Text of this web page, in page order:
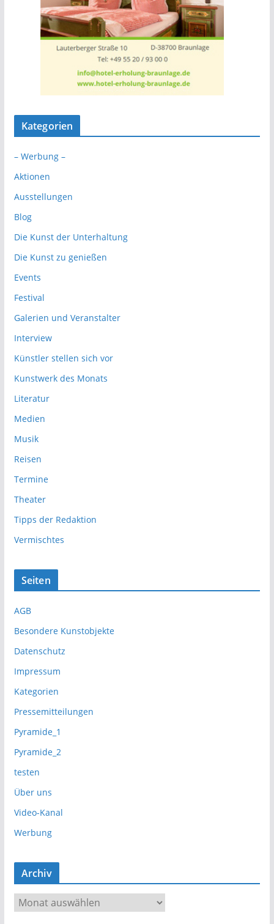
Kategorien
– Werbung –
Aktionen
Ausstellungen
Blog
Die Kunst der Unterhaltung
Die Kunst zu genießen
Events
Festival
Galerien und Veranstalter
Interview
Künstler stellen sich vor
Kunstwerk des Monats
Literatur
Medien
Musik
Reisen
Termine
Theater
Tipps der Redaktion
Vermischtes
Seiten
AGB
Besondere Kunstobjekte
Datenschutz
Impressum
Kategorien
Pressemitteilungen
Pyramide_1
Pyramide_2
testen
Über uns
Video-Kanal
Werbung
Archiv